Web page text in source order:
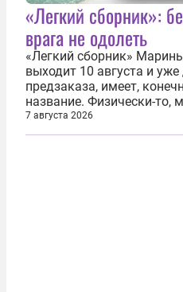
«Легкий сборник»:
врага не одолеть
«Легкий сборник»
выходит 10 августа и уже
предзаказа, имеет,
название. Физически-то,
относительно. Но
безотносительно
7 августа 2026